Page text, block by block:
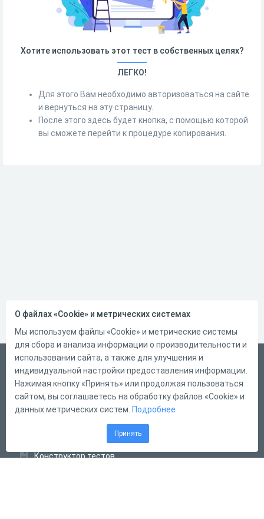
Хотите использовать этот тест в собственных целях?
ЛЕГКО!
Для этого Вам необходимо авторизоваться на сайте
и вернуться на эту страницу.
После этого здесь будет кнопка, с помощью которой
вы сможете перейти к процедуре копирования.
Русский
Справка
Форма обратной связи
Конструктор тестов
О файлах «Cookie» и метрических системах
Мы используем файлы «Cookie» и метрические системы
для сбора и анализа информации о производительности и
использовании сайта, а также для улучшения и
индивидуальной настройки предоставления информации.
Нажимая кнопку «Принять» или продолжая пользоваться
сайтом, вы соглашаетесь на обработку файлов «Cookie» и
данных метрических систем. Подробнее
Принять